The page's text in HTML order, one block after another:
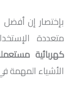
بإختصار إن أفضل
متعددة
كهربائية
الأشياء المهمة